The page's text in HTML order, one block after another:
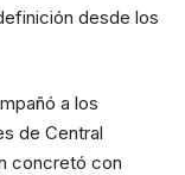
desde los
a los
de Central
concretó con